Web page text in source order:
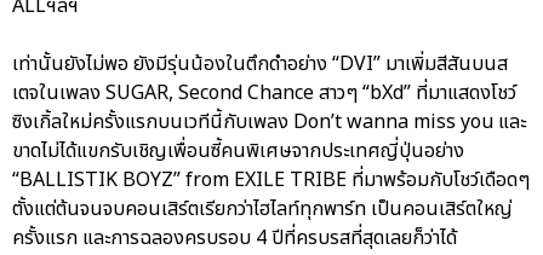
ALLฯลฯ
เท่านั้นยังไม่พอ ยังมีรุ่นน้องในตึกดำอย่าง “DVI” มาเพิ่มสีสันบนส
เตจในเพลง SUGAR, Second Chance สาวๆ “bXd” ที่มาแสดงโชว์
ซิงเกิ้ลใหม่ครั้งแรกบนเวทีนี้กับเพลง Don’t wanna miss you และ
ขาดไม่ได้แขกรับเชิญเพื่อนซี้คนพิเศษจากประเทศญี่ปุ่นอย่าง
“BALLISTIK BOYZ” from EXILE TRIBE ที่มาพร้อมกับโชว์เดือดๆ
ตั้งแต่ต้นจนจบคอนเสิร์ตเรียกว่าไฮไลท์ทุกพาร์ท เป็นคอนเสิร์ตใหญ่
ครั้งแรก และการฉลองครบรอบ 4 ปีที่ครบรสที่สุดเลยก็ว่าได้